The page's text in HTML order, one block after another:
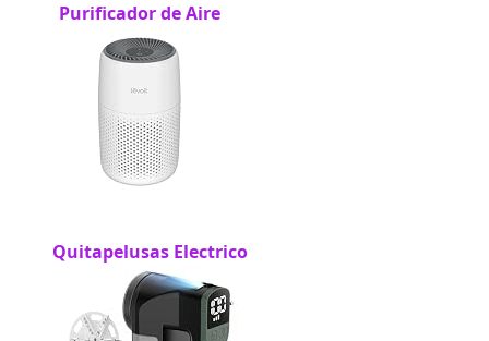
Purificador de Aire
Quitapelusas Electrico